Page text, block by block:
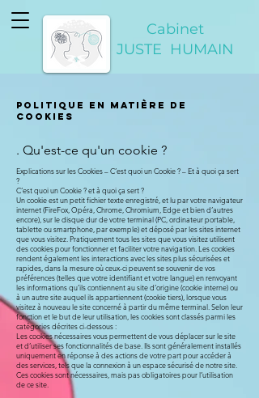
Cabinet
JUSTE HUMAIN
Politique en matière de
cookies
. Qu'est-ce qu'un cookie ?
Explications sur les Cookies – C’est quoi un Cookie ? – Et à quoi ça sert
?
C’est quoi un Cookie ? et à quoi ça sert ?
Un cookie est un petit fichier texte enregistré, et lu par votre navigateur
internet (FireFox, Opéra, Chrome, Chromium, Edge et bien d’autres
encore), sur le disque dur de votre terminal (PC, ordinateur portable,
tablette ou smartphone, par exemple) et déposé par les sites internet
que vous visitez. Pratiquement tous les sites que vous visitez utilisent
des cookies pour fonctionner et faciliter votre navigation. Les cookies
rendent également les interactions avec les sites plus sécurisées et
rapides, dans la mesure où ceux-ci peuvent se souvenir de vos
préférences (telles que votre identifiant et votre langue) en renvoyant
les informations qu’ils contiennent au site d’origine (cookie interne) ou
à un autre site auquel ils appartiennent (cookie tiers), lorsque vous
visitez à nouveau le site concerné à partir du même terminal. Selon leur
fonction et le but de leur utilisation, les cookies sont classés parmi les
catégories décrites ci-dessous :
Les cookies nécessaires vous permettent de vous déplacer sur le site
et d’utiliser ses fonctionnalités de base. Ils sont généralement installés
uniquement en réponse à des actions de votre part pour accéder à
des services, tels que la connexion à un espace sécurisé de notre site.
Ces cookies sont nécessaires, mais pas obligatoires pour l’utilisation
de ce site.